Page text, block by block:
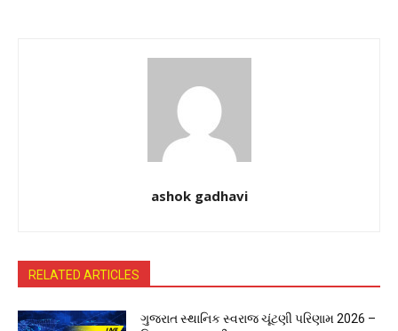
ashok gadhavi
RELATED ARTICLES
ગુજરાત સ્થાનિક સ્વરાજ ચૂંટણી પરિણામ 2026 –